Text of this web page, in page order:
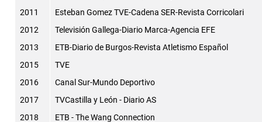
2011
2012
2013
2015
2016
2017
2018
Esteban Gomez TVE-Cadena SER-Revista Corricolari
Televisión Gallega-Diario Marca-Agencia EFE
ETB-Diario de Burgos-Revista Atletismo Español
TVE
Canal Sur-Mundo Deportivo
TVCastilla y León - Diario AS
ETB - The Wang Connection